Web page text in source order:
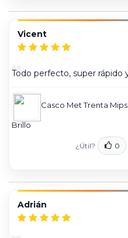
Vicent
Todo perfecto, super rápido
Casco Met Trenta
Brillo
¿Útil? 0
Adrián